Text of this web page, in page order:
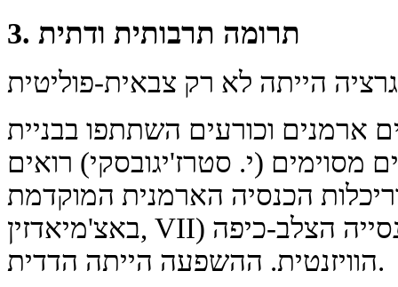
3. תרומה תרבותית ודתית
ארמנים וכורעים השתתפו בבניית
מסוימים (י. סטרז'יגובסקי) רואים
הכנסיה הארמנית המוקדמת (לדוגמה, הכנסייה
באצ'מיאדזין, VII) אחד ממקורות הייסוד של הכנסייה הצלב-כיפה
הוויזנטית. ההשפעה הייתה הדדית.